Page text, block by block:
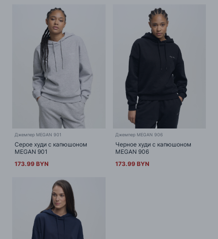
Джемпер MEGAN 901
Серое худи с капюшоном
MEGAN 901
173.99 BYN
Джемпер MEGAN 906
Черное худи с капюшоном
MEGAN 906
173.99 BYN